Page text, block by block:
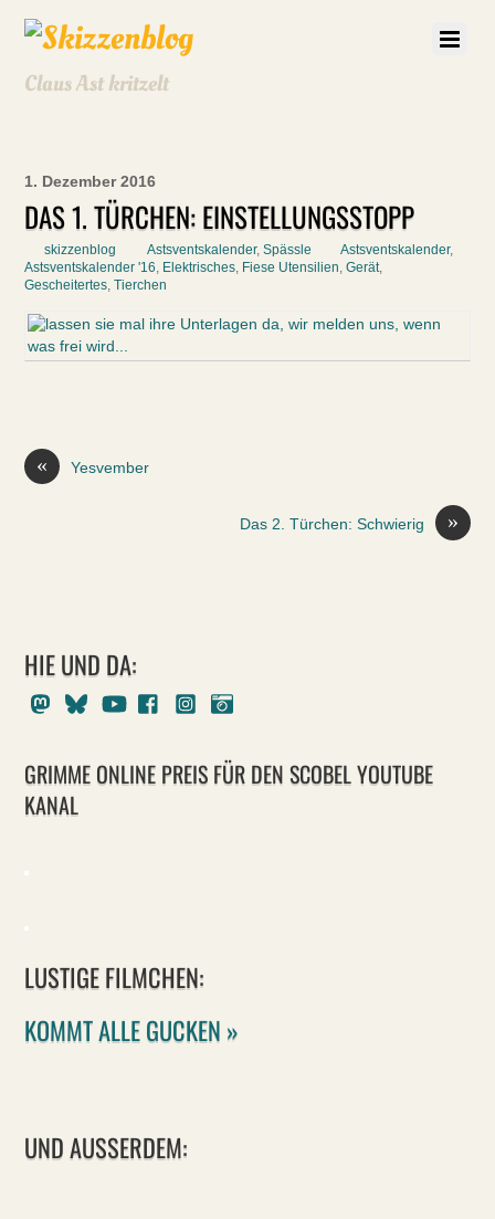
Claus Ast kritzelt
1. Dezember 2016
DAS 1. TÜRCHEN: EINSTELLUNGSSTOPP
skizzenblog Astsventskalender,Spässle Astsventskalender,
Astsventskalender '16, Elektrisches, Fiese Utensilien,Gerät,
Gescheitertes,Tierchen
« Yesvember
»
Das 2. Türchen: Schwierig
HIE UND DA:
MastodonBlueskyYoutubeFacebookInstagram
GRIMME ONLINE PREIS FÜR DEN SCOBEL YOUTUBE
KANAL
LUSTIGE FILMCHEN:
KOMMT ALLE GUCKEN »
UND AUSSERDEM: